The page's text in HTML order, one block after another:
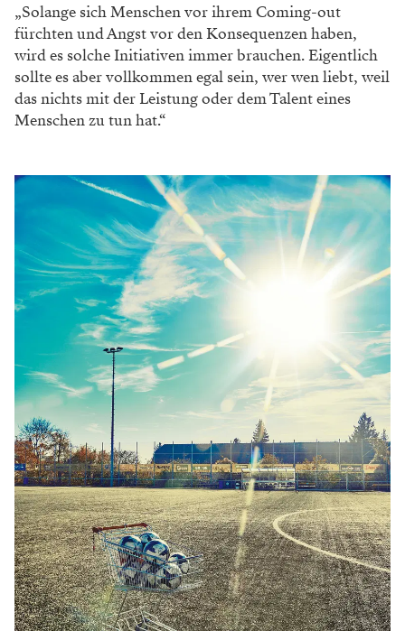
„Solange sich Menschenvor ihrem Coming-out
fürchten undAngst vor den Konsequenzen haben,
wirdes solche Initiativen immer brauchen.Eigentlich
sollte es aber vollkommenegal sein, wer wen liebt, weil
das nichtsmit der Leistung oder dem Talent eines
Menschen zu tun hat.“